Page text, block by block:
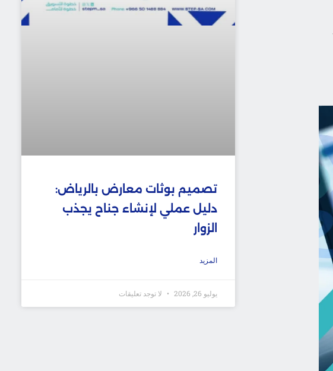
تصميم بوثات معارض بالرياض:
دليل عملي لإنشاء جناح يجذب
الزوار
المزيد
يوليو 26, 2026 لا توجد تعليقات